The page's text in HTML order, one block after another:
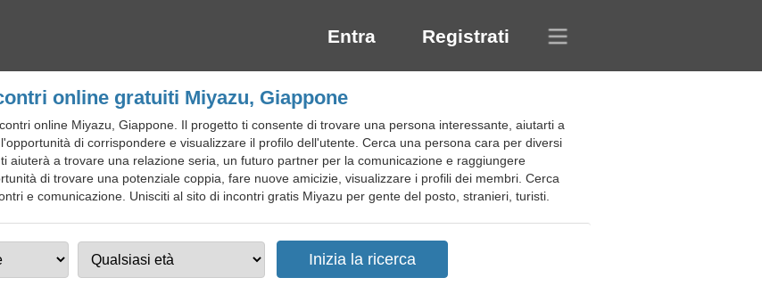
Entra Registrati
online gratuiti Miyazu, Giappone
online Miyazu, Giappone. Il progetto ti consente di trovare una persona interessante, aiutarti a
di corrispondere e visualizzare il profilo dell'utente. Cerca una persona cara per diversi
aiuterà a trovare una relazione seria, un futuro partner per la comunicazione e raggiungere
di trovare una potenziale coppia, fare nuove amicizie, visualizzare i profili dei membri. Cerca
e comunicazione. Unisciti al sito di incontri gratis Miyazu per gente del posto, stranieri, turisti.